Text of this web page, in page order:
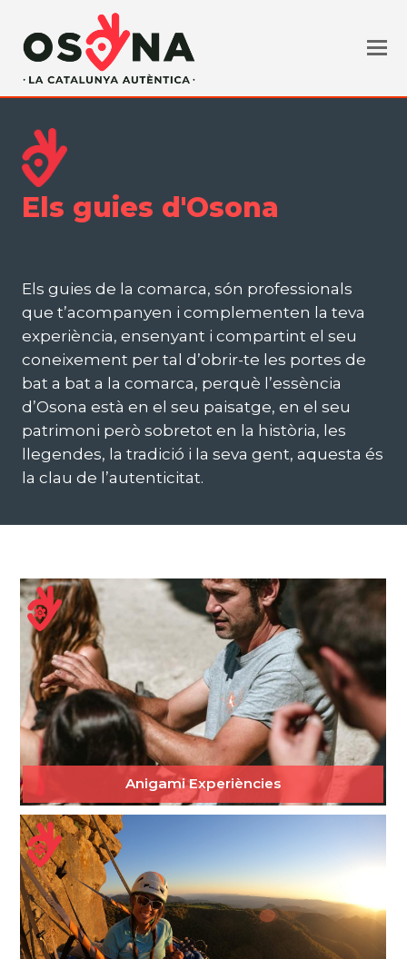
Els guies d'Osona
Els guies de la comarca, són professionals
que t’acompanyen i complementen la teva
experiència, ensenyant i compartint el seu
coneixement per tal d’obrir-te les portes de
bat a bat a la comarca, perquè l’essència
d’Osona està en el seu paisatge, en el seu
patrimoni però sobretot en la història, les
llegendes, la tradició i la seva gent, aquesta és
la clau de l’autenticitat.
Anigami Experiències